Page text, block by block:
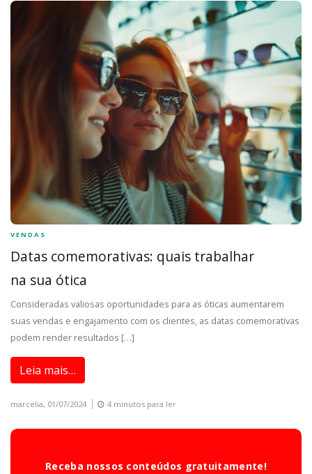
VENDAS
Datas comemorativas: quais trabalhar
na sua ótica
Consideradas valiosas oportunidades para as óticas aumentarem
suas vendas e engajamento com os clientes, as datas comemorativas
podem render resultados […]
Leia mais…
marcelia, 01/07/2024 4 minutos para ler
Receba nossos conteúdos gratuitamente!